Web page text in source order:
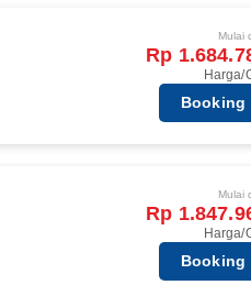
Mulai
Rp
Harga/
Booking
Mulai
Rp
Harga/
Booking